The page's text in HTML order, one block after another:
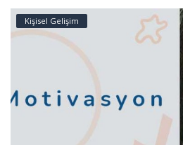
Kişisel Gelişim